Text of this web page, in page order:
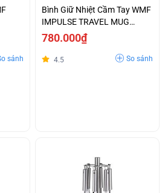
sánh
Bình Giữ Nhiệt Cầm Tay WMF
IMPULSE TRAVEL MUG
CROMARGAN
780.000₫
4.5 So sánh